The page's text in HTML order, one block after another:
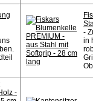
-
in
-